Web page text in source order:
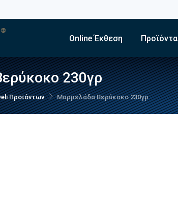
Online Έκθεση Προϊόντα
230γρ
Προϊόντων Μαρμελάδα Βερύκοκο 230γρ